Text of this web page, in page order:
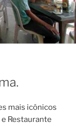
mais icônicos
Restaurante